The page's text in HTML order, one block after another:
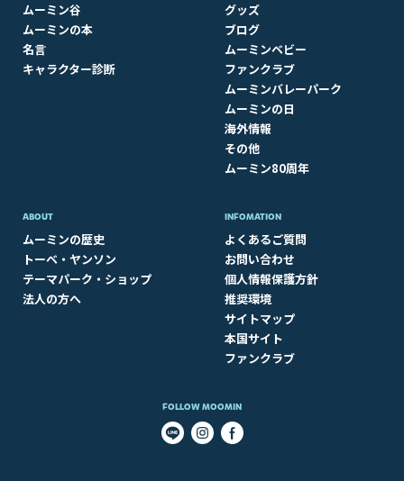
ムーミン谷
ムーミンの本
名言
キャラクター診断
グッズ
ブログ
ムーミンベビー
ファンクラブ
ムーミンバレーパーク
ムーミンの日
海外情報
その他
ムーミン80周年
ABOUT​
ムーミンの歴史
トーベ・ヤンソン
テーマパーク・ショップ
法人の方へ
INFOMATION
よくあるご質問
お問い合わせ
個人情報保護方針
推奨環境
サイトマップ
本国サイト
ファンクラブ
FOLLOW MOOMIN